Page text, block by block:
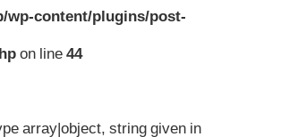
wp-content/plugins/post-
on line44
array|object, string given in